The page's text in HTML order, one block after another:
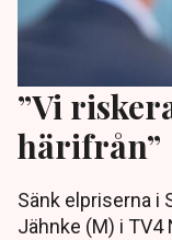
”Vi
härifrån”
Sänk elpriserna i
Jähnke (M) i TV4